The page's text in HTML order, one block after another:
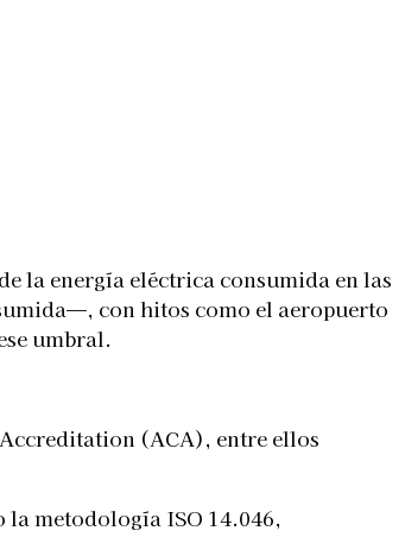
la energía eléctrica consumida en las
con hitos como el aeropuerto
umbral.
(ACA), entre ellos
metodología ISO 14.046,